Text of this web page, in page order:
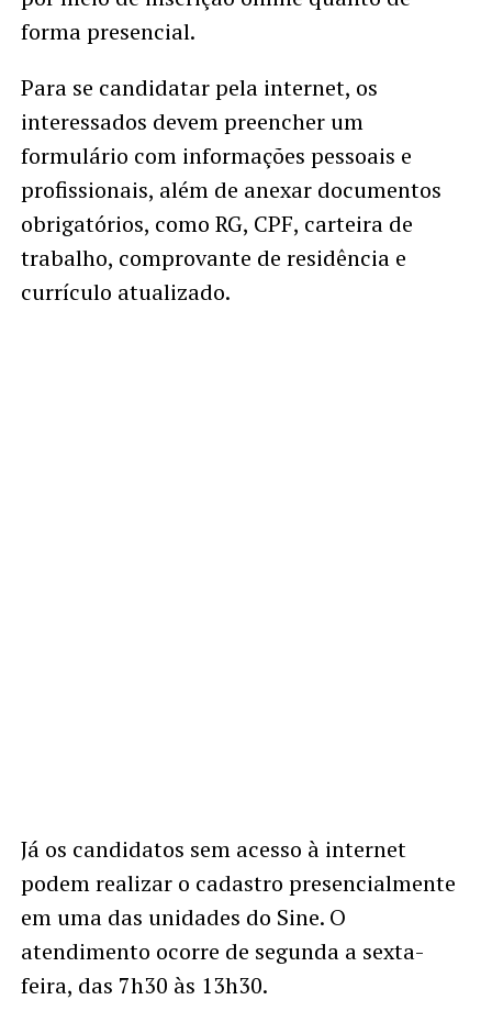
forma presencial.
Para se candidatar pela internet, os
interessados devem preencher um
formulário com informações pessoais e
profissionais, além de anexar documentos
obrigatórios, como RG, CPF, carteira de
trabalho, comprovante de residência e
currículo atualizado.
Já os candidatos sem acesso à internet
podem realizar o cadastro presencialmente
em uma das unidades do Sine. O
atendimento ocorre de segunda a sexta-
feira, das 7h30 às 13h30.